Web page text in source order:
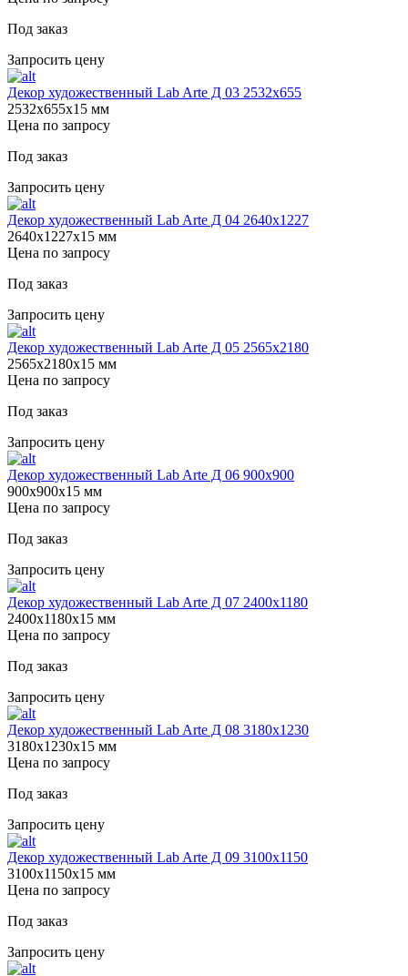
Под заказ
Запросить цену
Декор художественный Lab Arte Д 03 2532x655
2532х655х15 мм
Цена по запросу
Под заказ
Запросить цену
Декор художественный Lab Arte Д 04 2640х1227
2640х1227х15 мм
Цена по запросу
Под заказ
Запросить цену
Декор художественный Lab Arte Д 05 2565х2180
2565х2180х15 мм
Цена по запросу
Под заказ
Запросить цену
Декор художественный Lab Arte Д 06 900х900
900х900х15 мм
Цена по запросу
Под заказ
Запросить цену
Декор художественный Lab Arte Д 07 2400х1180
2400х1180х15 мм
Цена по запросу
Под заказ
Запросить цену
Декор художественный Lab Arte Д 08 3180х1230
3180х1230х15 мм
Цена по запросу
Под заказ
Запросить цену
Декор художественный Lab Arte Д 09 3100х1150
3100х1150х15 мм
Цена по запросу
Под заказ
Запросить цену